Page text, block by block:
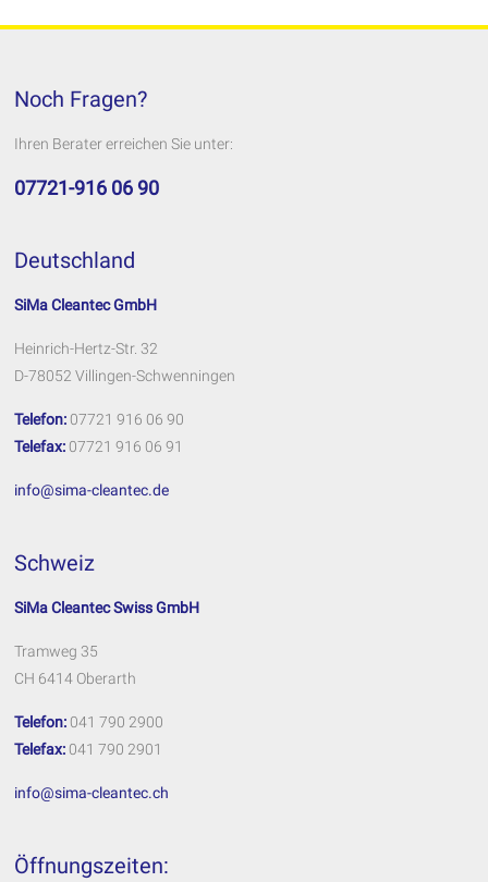
Noch Fragen?
Ihren Berater erreichen Sie unter:
07721-916 06 90
Deutschland
SiMa Cleantec GmbH
Heinrich-Hertz-Str. 32
D-78052 Villingen-Schwenningen
Telefon: 07721 916 06 90
Telefax: 07721 916 06 91
info@sima-cleantec.de
Schweiz
SiMa Cleantec Swiss GmbH
Tramweg 35
CH 6414 Oberarth
Telefon: 041 790 2900
Telefax: 041 790 2901
info@sima-cleantec.ch
Öffnungszeiten: